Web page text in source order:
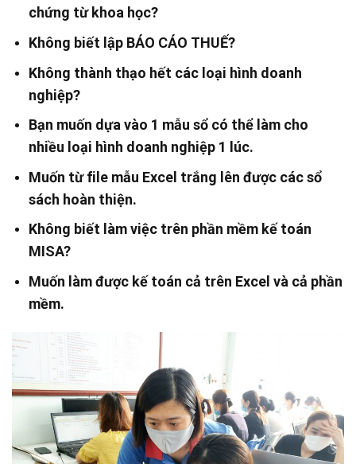
chứng từ khoa học?
Không biết lập BÁO CÁO THUẾ?
Không thành thạo hết các loại hình doanh
nghiệp?
Bạn muốn dựa vào 1 mẫu sổ có thể làm cho
nhiều loại hình doanh nghiệp 1 lúc.
Muốn từ file mẫu Excel trắng lên được các sổ
sách hoàn thiện.
Không biết làm việc trên phần mềm kế toán
MISA?
Muốn làm được kế toán cả trên Excel và cả phần
mềm.